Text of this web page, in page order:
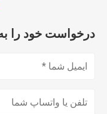
درخواست خود را